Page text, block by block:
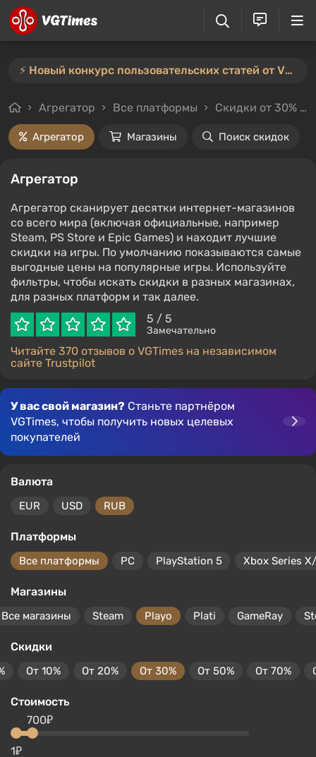
⚡️ Новый конкурс пользовательских статей от VGTimes — участвуйте тут ⚡️
Агрегатор Все платформы Скидки от 30%
Агрегатор Магазины Поиск скидок
Агрегатор
Агрегатор сканирует десятки интернет-магазинов
со всего мира (включая официальные, например
Steam, PS Store и Epic Games) и находит лучшие
скидки на игры. По умолчанию показываются самые
выгодные цены на популярные игры. Используйте
фильтры, чтобы искать скидки в разных магазинах,
для разных платформ и так далее.
5 / 5
Замечательно
Читайте 370 отзывов о VGTimes на независимом
сайте Trustpilot
У вас свой магазин? Станьте партнёром
VGTimes, чтобы получить новых целевых
покупателей
Валюта
EUR USD RUB
Платформы
Все платформы PC PlayStation 5 Xbox Series
Магазины
Все магазины Steam Playo Plati GameRay
Скидки
От 10% От 20% От 30% От 50% От 70%
Стоимость
1₽
700₽